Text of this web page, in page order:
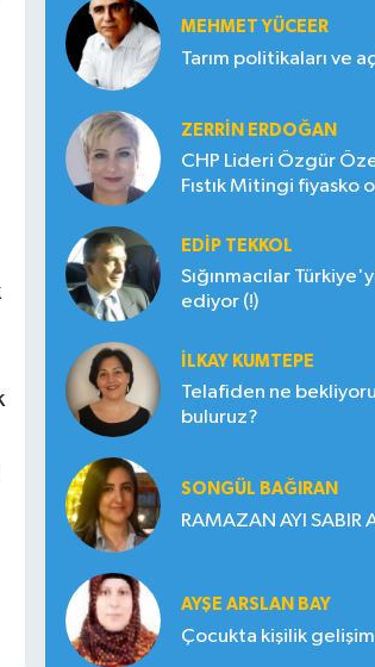
MEHMET YÜCEER
Tarım politikaları ve
ZERRIN ERDOĞAN
CHP Lideri Özgür
Fıstık Mitingi fiyasko
EDIP TEKKOL
Sığınmacılar
ediyor (!)
İLKAY KUMTEPE
Telafiden ne
buluruz?
SONGÜL BAĞIRAN
RAMAZAN AYI SABIR
AYŞE ARSLAN BAY
Çocukta kişilik